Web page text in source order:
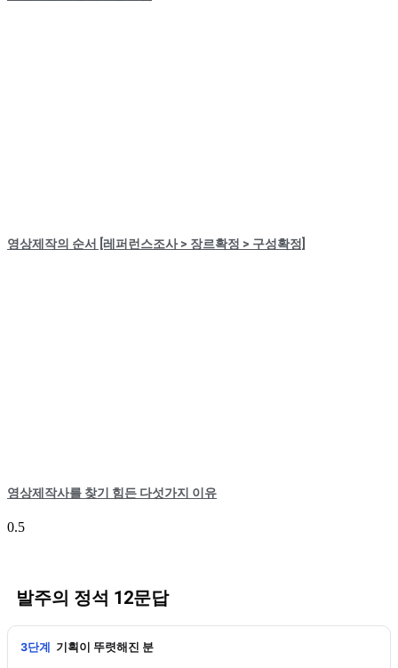
영상제작의 순서 [레퍼런스조사 > 장르확정 > 구성확정]
영상제작사를 찾기 힘든 다섯가지 이유
발주의 정석 12문답
3단계 기획이 뚜렷해진 분